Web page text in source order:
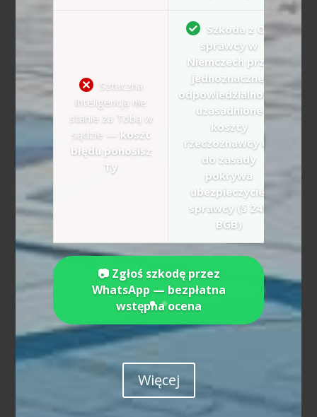
Sztuczna
inteligencja nie
stanie za Tobą w
sądzie — koszt
błędu ponosisz
Ty
Szkoda z OC
sprawcy w
Niemczech przy
jednoznacznej
odpowiedzialności:
uzasadnione
koszty
rzeczoznawcy co
do zasady
pokrywa
ubezpieczyciel
sprawcy (§ 249
BGB)
📷 Zgłoś szkodę przez
WhatsApp — bezpłatna
wstępna ocena
Więcej